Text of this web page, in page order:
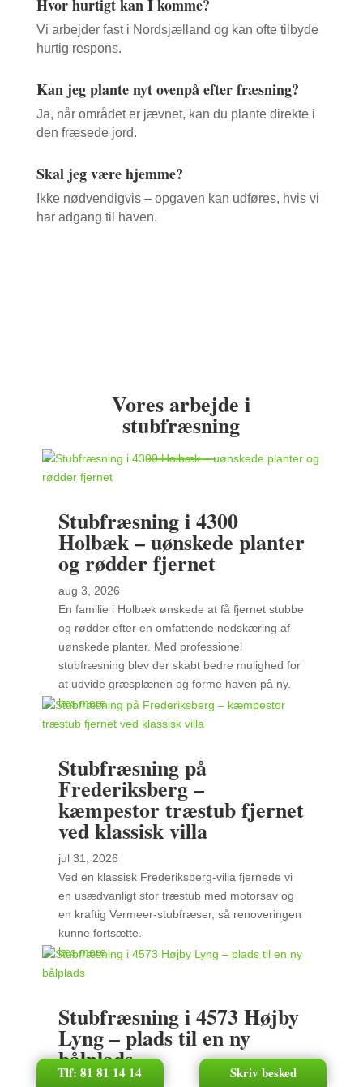
Hvor hurtigt kan I komme?
Vi arbejder fast i Nordsjælland og kan ofte tilbyde
hurtig respons.
Kan jeg plante nyt ovenpå efter fræsning?
Ja, når området er jævnet, kan du plante direkte i
den fræsede jord.
Skal jeg være hjemme?
Ikke nødvendigvis – opgaven kan udføres, hvis vi
har adgang til haven.
Vores arbejde i
stubfræsning
Stubfræsning i 4300
Holbæk – uønskede planter
og rødder fjernet
aug 3, 2026
En familie i Holbæk ønskede at få fjernet stubbe
og rødder efter en omfattende nedskæring af
uønskede planter. Med professionel
stubfræsning blev der skabt bedre mulighed for
at udvide græsplænen og forme haven på ny.
læs mere
Stubfræsning på
Frederiksberg –
kæmpestor træstub fjernet
ved klassisk villa
jul 31, 2026
Ved en klassisk Frederiksberg-villa fjernede vi
en usædvanligt stor træstub med motorsav og
en kraftig Vermeer-stubfræser, så renoveringen
kunne fortsætte.
læs mere
Stubfræsning i 4573 Højby
Lyng – plads til en ny
bålplads
Tlf: 81 81 14 14 Skriv besked